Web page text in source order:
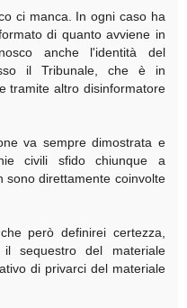
ci manca. In ogni caso ha
di quanto avviene in
anche l'identità del
il Tribunale, che è in
tramite altro disinformatore
va sempre dimostrata e
civili sfido chiunque a
sono direttamente coinvolte
però definirei certezza,
sequestro del materiale
di privarci del materiale